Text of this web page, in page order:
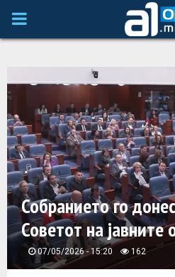
P
M
A
RСобранието го
Советот на јавните
07/05/2026 - 15:20 162